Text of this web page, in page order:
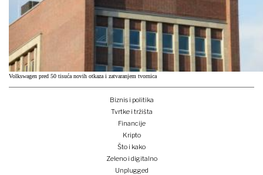
Volkswagen pred 50 tisuća novih otkaza i zatvaranjem tvornica
Biznis i politika
Tvrtke i tržišta
Financije
Kripto
Što i kako
Zeleno i digitalno
Unplugged